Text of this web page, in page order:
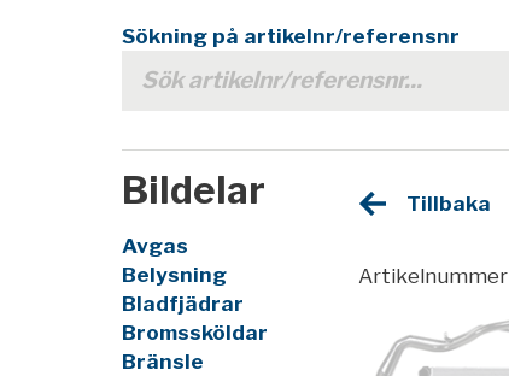
Sökning på artikelnr/referensnr
Bildelar
Avgas
Belysning
Bladfjädrar
Bromssköldar
Bränsle
Tillbaka
Artikelnummer